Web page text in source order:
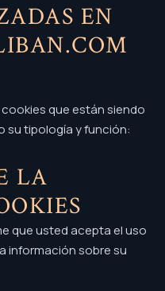
EN
que están siendo
su tipología y función:
LA
que usted acepta el uso
información sobre su